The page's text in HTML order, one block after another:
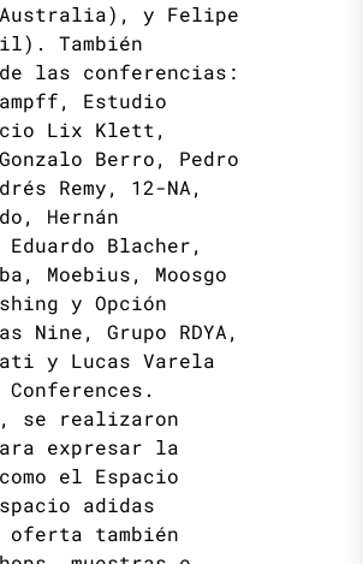
y Felipe
También
las conferencias:
Estudio
Lix Klett,
Berro, Pedro
Remy, 12-NA,
Hernán
Blacher,
Moebius, Moosgo
y Opción
Nine, Grupo RDYA,
y Lucas Varela
se realizaron
expresar la
el Espacio
adidas
también